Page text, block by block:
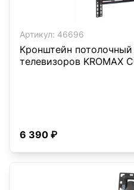
Артикул: 46696
Кронштейн потолочный
телевизоров KROMAX
6 390 ₽